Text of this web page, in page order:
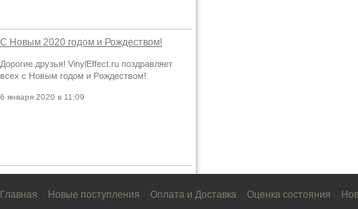
С Новым 2020 годом и Рождеством!
Дорогие друзья! VinylEffect.ru поздравляет
всех с Новым годом и Рождеством!
6 января 2020 в 11:09
Главная Новые поступления Оплата и Доставка Оценка состояния